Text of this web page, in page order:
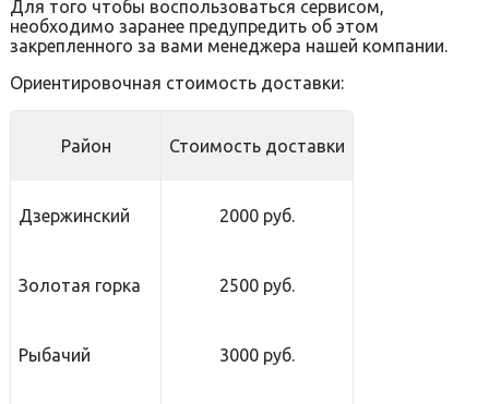
Для того чтобы воспользоваться сервисом,
необходимо заранее предупредить об этом
закрепленного за вами менеджера нашей компании.
Ориентировочная стоимость доставки:
Район Стоимость доставки
Дзержинский 2000 руб.
Золотая горка 2500 руб.
Рыбачий 3000 руб.